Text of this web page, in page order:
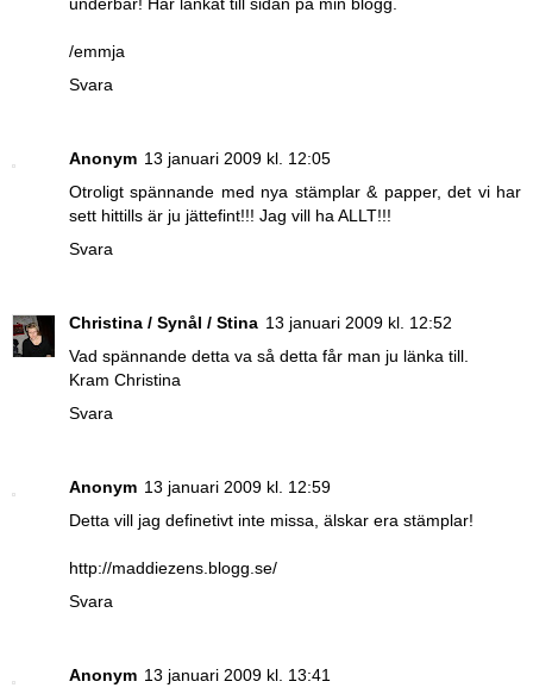
/emmja
Svara
Anonym 13 januari 2009 kl. 12:05
Otroligt spännande med nya stämplar & papper, det vi har
sett hittills är ju jättefint!!! Jag vill ha ALLT!!!
Svara
Christina / Synål / Stina 13 januari 2009 kl. 12:52
Vad spännande detta va så detta får man ju länka till.
Kram Christina
Svara
Anonym 13 januari 2009 kl. 12:59
Detta vill jag definetivt inte missa, älskar era stämplar!
http://maddiezens.blogg.se/
Svara
Anonym 13 januari 2009 kl. 13:41